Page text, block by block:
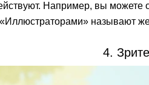
Например, вы можете
называют
4.